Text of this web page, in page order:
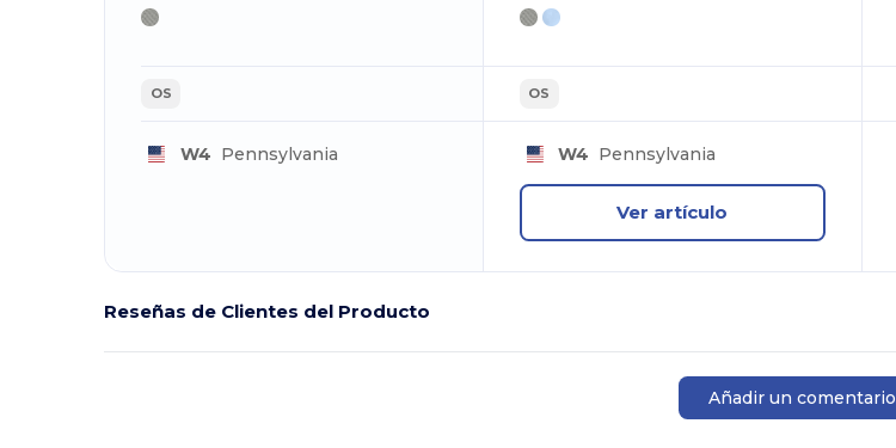
OS
W4 Pennsylvania
OS
W4 Pennsylvania
Ver artículo
Reseñas de Clientes del Producto
Añadir un comentario